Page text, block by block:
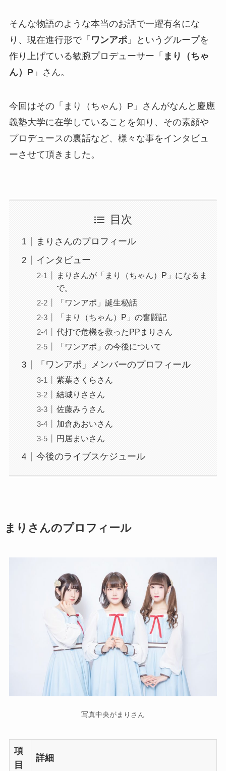
そんな物語のような本当のお話で一躍有名にな
り、現在進行形で「 ワンアポ」というグループを
作り上げている敏腕プロデューサー「 まり（ちゃ
ん）P」さん。
今回はその「まり（ちゃん）P」さんがなんと慶應
義塾大学に在学していることを知り、その素顔や
プロデュースの裏話など、様々な事をインタビュ
ーさせて頂きました。
目次
まりさんのプロフィール
インタビュー
まりさんが「まり（ちゃん）P」になるま
で。
「ワンアポ」誕生秘話
「まり（ちゃん）P」の奮闘記
代打で危機を救ったPPまりさん
「ワンアポ」の今後について
「ワンアポ」メンバーのプロフィール
紫葉さくらさん
結城りささん
佐藤みうさん
加倉あおいさん
円居まいさん
今後のライブスケジュール
まりさんのプロフィール
写真中央がまりさん
項
目
詳細